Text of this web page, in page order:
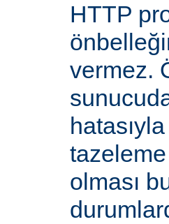
HTTP
vermez.
olması